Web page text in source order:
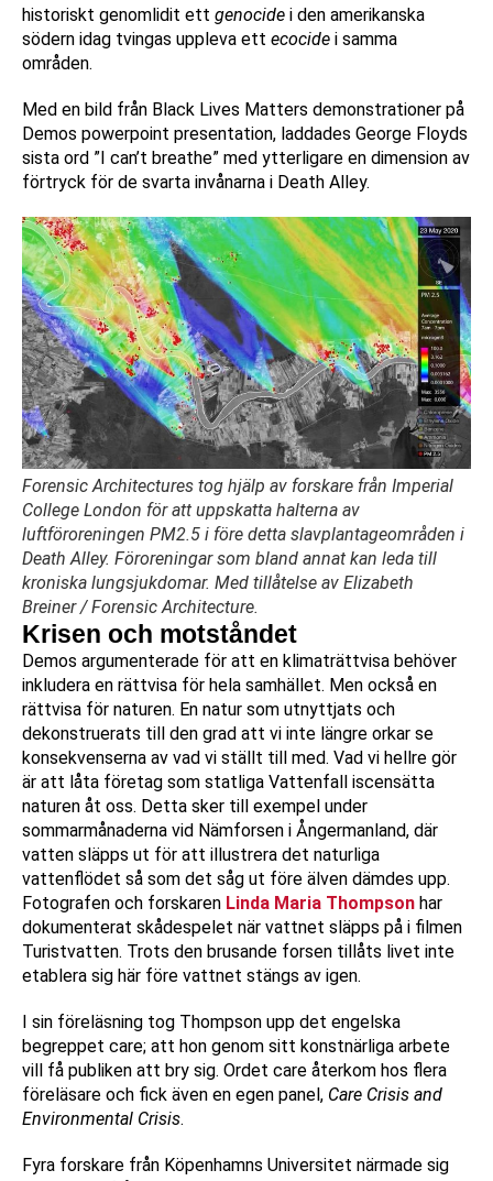
historiskt genomlidit ett genocide i den amerikanska
södern idag tvingas uppleva ett ecocide i samma
områden.
Med en bild från Black Lives Matters demonstrationer på
Demos powerpoint presentation, laddades George Floyds
sista ord ”I can’t breathe” med ytterligare en dimension av
förtryck för de svarta invånarna i Death Alley.
Forensic Architectures tog hjälp av forskare från Imperial
College London för att uppskatta halterna av
luftföroreningen PM2.5 i före detta slavplantageområden i
Death Alley. Föroreningar som bland annat kan leda till
kroniska lungsjukdomar. Med tillåtelse av Elizabeth
Breiner / Forensic Architecture.
Krisen och motståndet
Demos argumenterade för att en klimaträttvisa behöver
inkludera en rättvisa för hela samhället. Men också en
rättvisa för naturen. En natur som utnyttjats och
dekonstruerats till den grad att vi inte längre orkar se
konsekvenserna av vad vi ställt till med. Vad vi hellre gör
är att låta företag som statliga Vattenfall iscensätta
naturen åt oss. Detta sker till exempel under
sommarmånaderna vid Nämforsen i Ångermanland, där
vatten släpps ut för att illustrera det naturliga
vattenflödet så som det såg ut före älven dämdes upp.
Fotografen och forskaren Linda Maria Thompson har
dokumenterat skådespelet när vattnet släpps på i filmen
Turistvatten. Trots den brusande forsen tillåts livet inte
etablera sig här före vattnet stängs av igen.
I sin föreläsning tog Thompson upp det engelska
begreppet care; att hon genom sitt konstnärliga arbete
vill få publiken att bry sig. Ordet care återkom hos flera
föreläsare och fick även en egen panel, Care Crisis and
Environmental Crisis.
Fyra forskare från Köpenhamns Universitet närmade sig